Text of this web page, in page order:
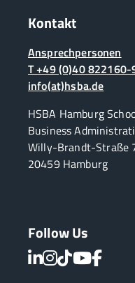
Kontakt
Ansprechpersonen
T +49 (0)40 822160-
info(at)hsba.de
HSBA Hamburg
Business
Willy-Brandt-Straße
20459 Hamburg
Follow Us